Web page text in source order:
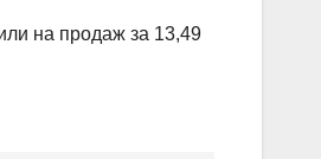
на продаж за 13,49